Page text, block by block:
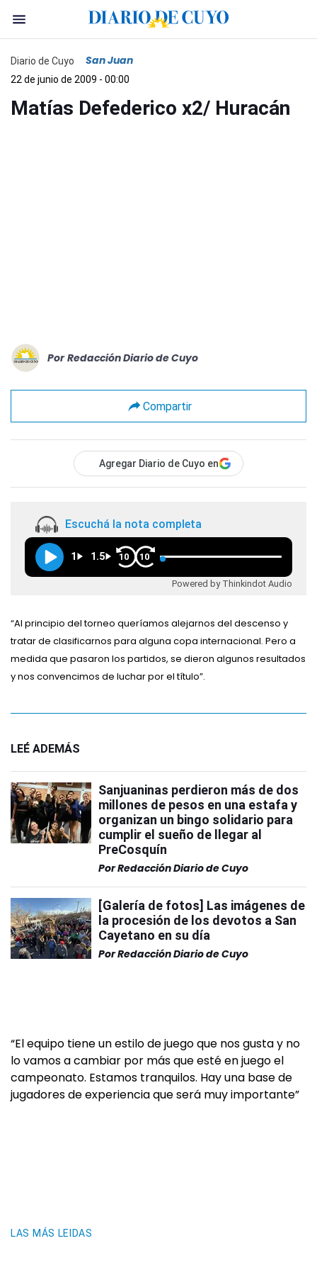
Diario de Cuyo San Juan
22 de junio de 2009 - 00:00
Matías Defederico x2/ Huracán
Por Redacción Diario de Cuyo
Compartir
Agregar Diario de Cuyo en
Escuchá la nota completa
1 1.5 10 10
Powered by Thinkindot Audio
“Al principio del torneo queríamos alejarnos del descenso y
tratar de clasificarnos para alguna copa internacional. Pero a
medida que pasaron los partidos, se dieron algunos resultados
y nos convencimos de luchar por el título”.
LEÉ ADEMÁS
Sanjuaninas perdieron más de dos
millones de pesos en una estafa y
organizan un bingo solidario para
cumplir el sueño de llegar al
PreCosquín
PorRedacción Diario de Cuyo
[Galería de fotos] Las imágenes de
la procesión de los devotos a San
Cayetano en su día
PorRedacción Diario de Cuyo
“El equipo tiene un estilo de juego que nos gusta y no
lo vamos a cambiar por más que esté en juego el
campeonato. Estamos tranquilos. Hay una base de
jugadores de experiencia que será muy importante”
LAS MÁS LEIDAS